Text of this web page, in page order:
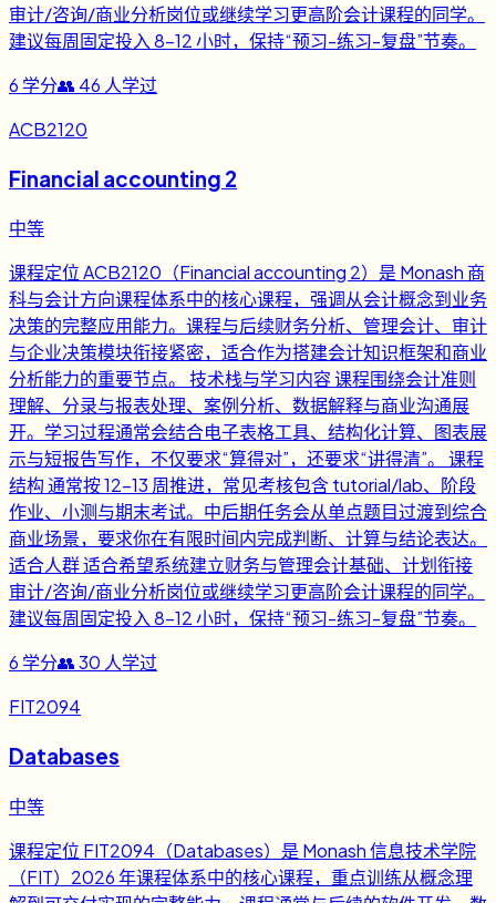
审计/咨询/商业分析岗位或继续学习更高阶会计课程的同学。
建议每周固定投入 8-12 小时，保持“预习-练习-复盘”节奏。
6 学分👥 46 人学过
ACB2120
Financial accounting 2
中等
课程定位 ACB2120（Financial accounting 2）是 Monash 商
科与会计方向课程体系中的核心课程，强调从会计概念到业务
决策的完整应用能力。课程与后续财务分析、管理会计、审计
与企业决策模块衔接紧密，适合作为搭建会计知识框架和商业
分析能力的重要节点。 技术栈与学习内容 课程围绕会计准则
理解、分录与报表处理、案例分析、数据解释与商业沟通展
开。学习过程通常会结合电子表格工具、结构化计算、图表展
示与短报告写作，不仅要求“算得对”，还要求“讲得清”。 课程
结构 通常按 12-13 周推进，常见考核包含 tutorial/lab、阶段
作业、小测与期末考试。中后期任务会从单点题目过渡到综合
商业场景，要求你在有限时间内完成判断、计算与结论表达。
适合人群 适合希望系统建立财务与管理会计基础、计划衔接
审计/咨询/商业分析岗位或继续学习更高阶会计课程的同学。
建议每周固定投入 8-12 小时，保持“预习-练习-复盘”节奏。
6 学分👥30 人学过
FIT2094
Databases
中等
课程定位 FIT2094（Databases）是 Monash 信息技术学院
（FIT）2026 年课程体系中的核心课程，重点训练从概念理